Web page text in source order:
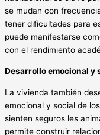
se mudan con
tener dificultades para
puede manifestarse
con el rendimiento
Desarrollo emocional y
La vivienda también
emocional y social de
sienten seguros les
permite construir